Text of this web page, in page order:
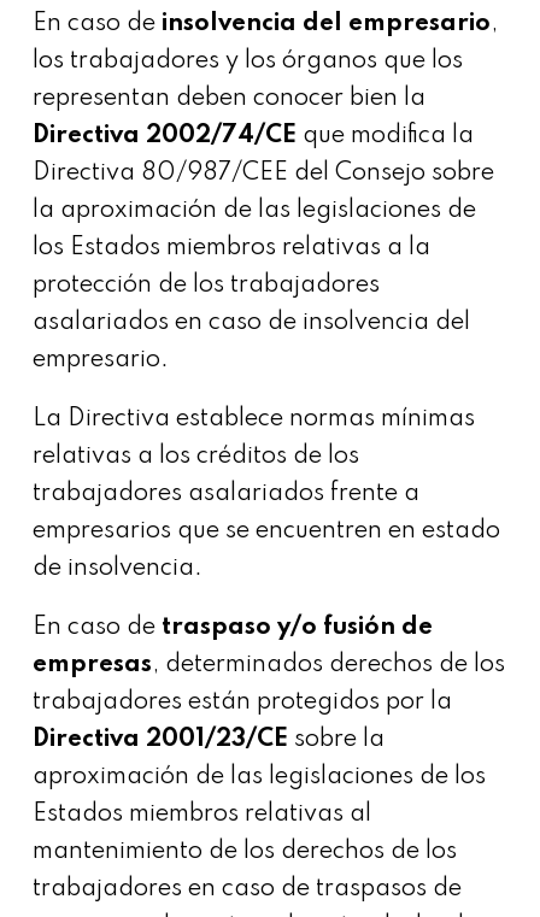
En caso de insolvencia del empresario,
los trabajadores y los órganos que los
representan deben conocer bien la
Directiva 2002/74/CE que modifica la
Directiva 80/987/CEE del Consejo sobre
la aproximación de las legislaciones de
los Estados miembros relativas a la
protección de los trabajadores
asalariados en caso de insolvencia del
empresario.
La Directiva establece normas mínimas
relativas a los créditos de los
trabajadores asalariados frente a
empresarios que se encuentren en estado
de insolvencia.
En caso de traspaso y/o fusión de
empresas, determinados derechos de los
trabajadores están protegidos por la
Directiva 2001/23/CE sobre la
aproximación de las legislaciones de los
Estados miembros relativas al
mantenimiento de los derechos de los
trabajadores en caso de traspasos de